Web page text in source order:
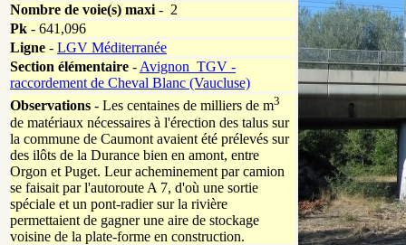
Nombre de voie(s) maxi- 2
Pk - 641,096
Ligne - LGV Méditerranée
Section élémentaire -Avignon_TGV -
raccordement de Cheval Blanc (Vaucluse)
Observations - Les centaines de milliers de m3
de matériaux nécessaires à l'érection des talus sur
la commune de Caumont avaient été prélevés sur
des ilôts de la Durance bien en amont, entre
Orgon et Puget. Leur acheminement par camion
se faisait par l'autoroute A 7, d'où une sortie
spéciale et un pont-radier sur la rivière
permettaient de gagner une aire de stockage
voisine de la plate-forme en construction.